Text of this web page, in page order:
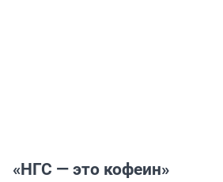
«НГС — это кофеин»